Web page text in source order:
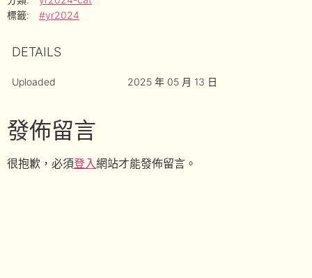
標籤:
#yr2024
DETAILS
Uploaded 2025 年 05 月 13 日
發佈留言
很抱歉，必須登入網站才能發佈留言。